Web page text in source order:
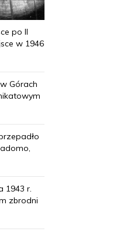
po II
w 1946
Górach
1943 r.
zbrodni